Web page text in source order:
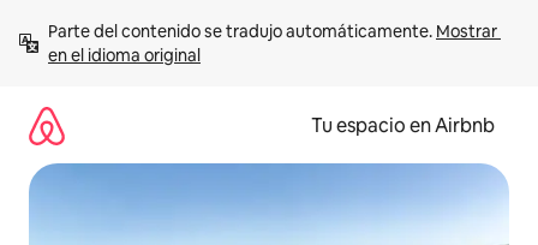
contenido
Parte del contenido se tradujo automáticamente. Mostrar
en el idioma original
Tu espacio en Airbnb